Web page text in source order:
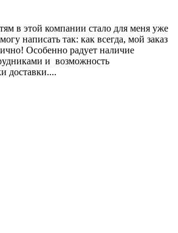
в этой компании стало для меня уже
написать так: как всегда, мой заказ
Особенно радует наличие
и возможность
доставки....